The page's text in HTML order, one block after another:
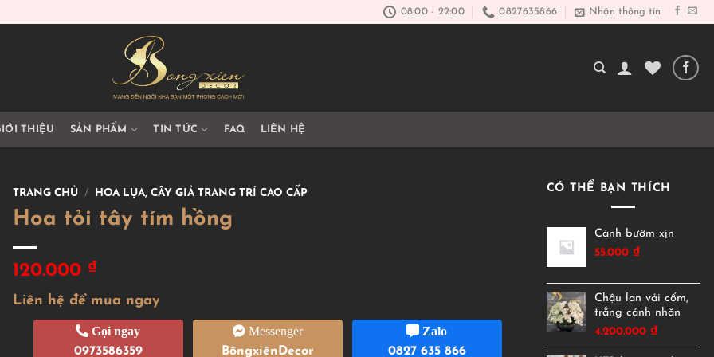
08:00 - 22:00 0827635866 Nhận thông tin
THIỆU SẢN PHẨM TIN TỨC FAQ LIÊN HỆ
TRANG CHỦ / HOA LỤA, CÂY GIẢ TRANG TRÍ CAO CẤP
Hoa tỏi tây tím hồng
120.000 ₫
Liên hệ để mua ngay
Gọi ngay
0973586359
Messenger
BôngxiênDecor
Zalo
0827 635 866
CÓ THỂ BẠN THÍCH
Cành bướm xịn
55.000 ₫
Chậu lan vải cốm,
trắng cánh nhăn
4.200.000 ₫